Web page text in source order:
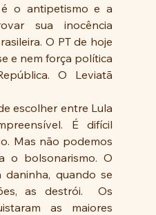
o antipetismo e a
sua inocência
O PT de hoje
e nem força política
O Leviatã
escolher entre Lula
É difícil
Mas não podemos
o bolsonarismo. O
daninha, quando se
as destrói.  Os
as maiores